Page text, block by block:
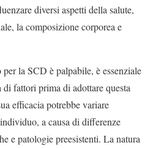
diversi aspetti della salute,
la composizione corporea e
la SCD è palpabile, è essenziale
di fattori prima di adottare questa
efficacia potrebbe variare
a causa di differenze
e patologie preesistenti. La natura